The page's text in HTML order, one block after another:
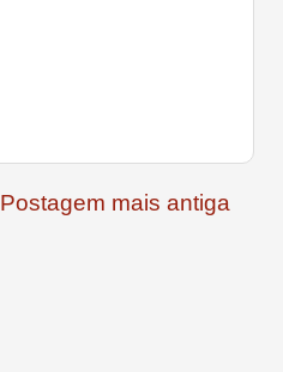
Postagem mais antiga